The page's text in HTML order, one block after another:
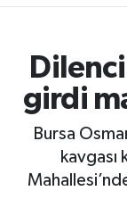
girdi
Bursa
kavgası
GÜNCEL
SPOR
SİYASET
EKONOMİ
Süper Lig
Tüm